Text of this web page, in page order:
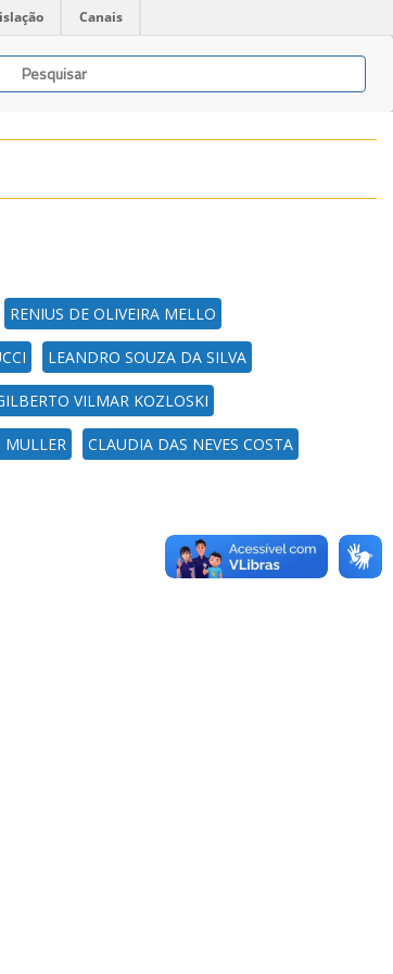
Canais
RENIUS DE OLIVEIRA MELLO
LEANDRO SOUZA DA SILVA
VILMAR KOZLOSKI
MULLER CLAUDIA DAS NEVES COSTA